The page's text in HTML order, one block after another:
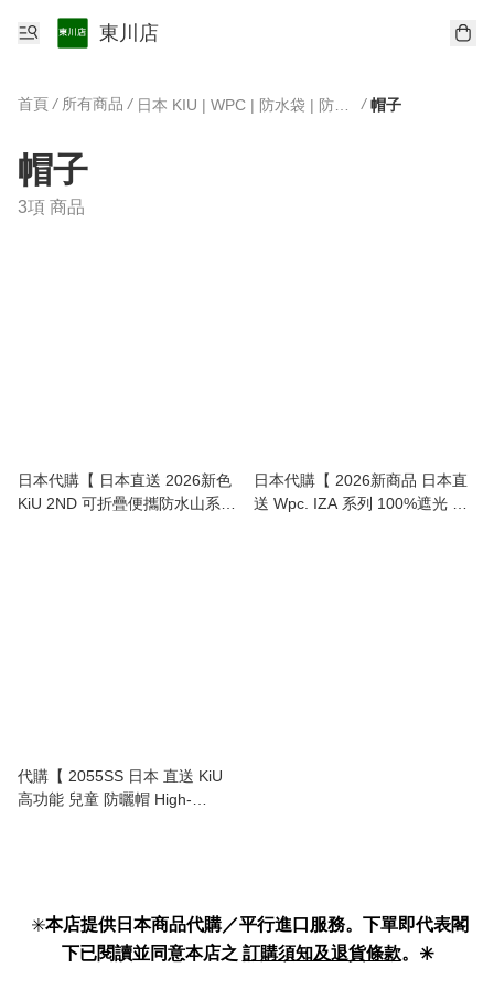
東川店
首頁 / 所有商品 / / 帽子
帽子
3項 商品
日本代購【 日本直送 2026新色
KiU 2ND 可折疊便攜防水山系帽
日本代購【 2026新商品 日本直
送 Wpc. IZA 系列 100%遮光 降
代購【 2055SS 日本 直送 KiU
高功能 兒童 防曬帽 High-
✳️本店提供日本商品代購／平行進口服務。下單即代表閣
下已閱讀並同意本店之 訂購須知及退貨條款。✳️